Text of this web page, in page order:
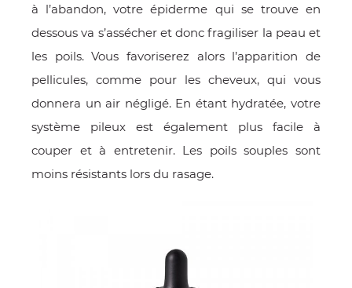
à l’abandon, votre épiderme qui se trouve en
dessous va s’assécher et donc fragiliser la peau et
les poils. Vous favoriserez alors l’apparition de
pellicules, comme pour les cheveux, qui vous
donnera un air négligé. En étant hydratée, votre
système pileux est également plus facile à
couper et à entretenir. Les poils souples sont
moins résistants lors du rasage.